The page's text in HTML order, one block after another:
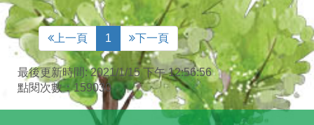
上一頁 1 下一頁
最後更新時間: 2021/1/15 下午 12:56:56
點閱次數：159030